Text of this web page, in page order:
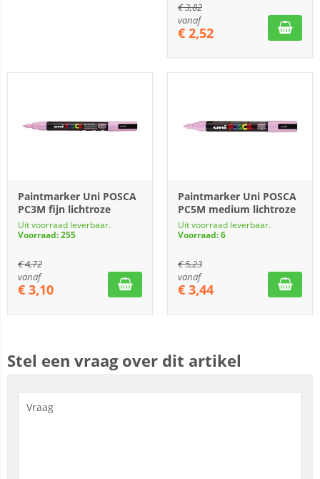
€3,82
vanaf
€ 2,52
Paintmarker Uni POSCA
PC3M fijn lichtroze
Uit voorraad leverbaar.
Voorraad: 255
€4,72
vanaf
€ 3,10
Paintmarker Uni POSCA
PC5M medium lichtroze
Uit voorraad leverbaar.
Voorraad: 6
€5,23
vanaf
€ 3,44
Stel een vraag over dit artikel